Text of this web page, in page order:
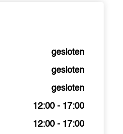
gesloten
gesloten
gesloten
12:00 - 17:00
12:00 - 17:00